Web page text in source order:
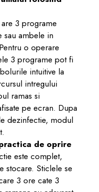
3 programe
sau ambele in
o operare
3 programe pot fi
intuitive la
intregului
ramas si
pe ecran. Dupa
dezinfectie, modul
de oprire
este complet,
stocare. Sticlele se
3 ore cate 3